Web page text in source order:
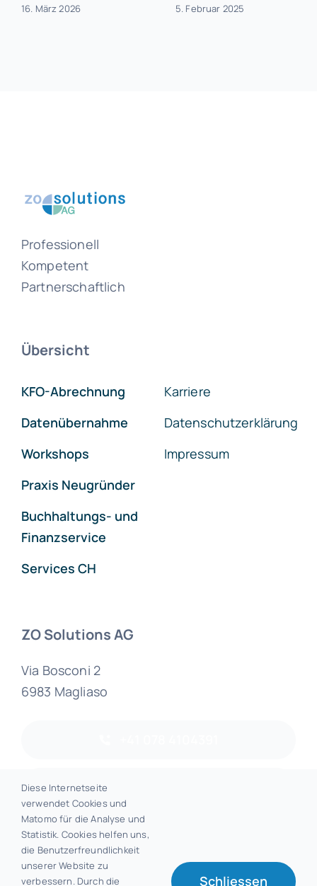
16. März 2026 5. Februar 2025
Professionell
Kompetent
Partnerschaftlich
Übersicht
KFO-Abrechnung
Datenübernahme
Workshops
Praxis Neugründer
Buchhaltungs- und
Finanzservice
Services CH
Karriere
Datenschutzerklärung
Impressum
ZO Solutions AG
Via Bosconi 2
6983 Magliaso
info@zosolutions.ag
© 2026 • ZO Solutions AG
Diese Internetseite
verwendet Cookies und
Matomo für die Analyse und
Statistik. Cookies helfen uns,
die Benutzerfreundlichkeit
unserer Website zu
verbessern. Durch die
Schliessen